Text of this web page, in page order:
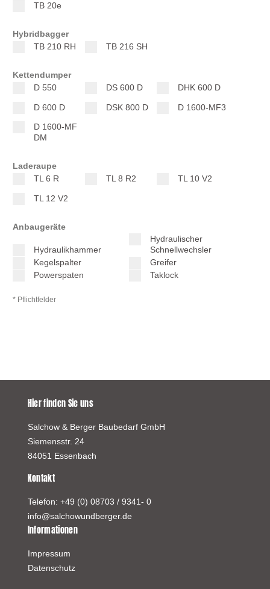
TB 20e
Hybridbagger
TB 210 RH
TB 216 SH
Kettendumper
D 550
DS 600 D DHK 600 D
D 600 D DSK 800 D
D 1600-MF3
D 1600-MF
DM
Laderaupe
TL 6 R
TL 8 R2 TL 10 V2
TL 12 V2
Anbaugeräte
Hydraulikhammer
Hydraulischer
Schnellwechsler
Kegelspalter
Greifer
Powerspaten
Taklock
* Pflichtfelder
Hier finden Sie uns
Salchow & Berger Baubedarf GmbH
Siemensstr. 24
84051 Essenbach
Kontakt
Telefon: +49 (0) 08703 / 9341- 0
info@salchowundberger.de
Informationen
Impressum
Datenschutz